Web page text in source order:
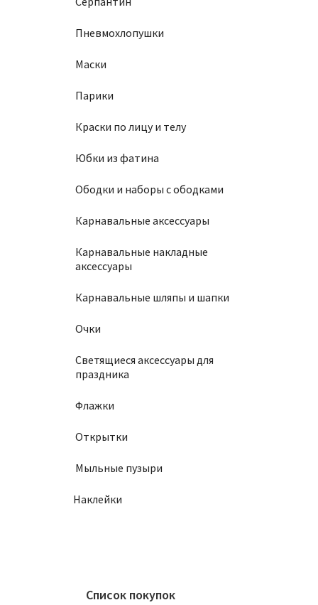
Пневмохлопушки
Маски
Парики
Краски по лицу и телу
Юбки из фатина
Ободки и наборы с ободками
Карнавальные аксессуары
Карнавальные накладные
аксессуары
Карнавальные шляпы и шапки
Очки
Светящиеся аксессуары для
праздника
Флажки
Открытки
Мыльные пузыри
Наклейки
Список покупок